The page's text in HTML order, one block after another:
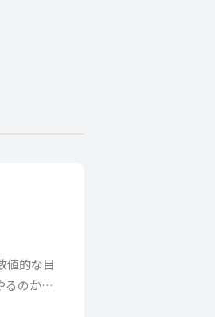
値的な目
るのか。
ッシュ